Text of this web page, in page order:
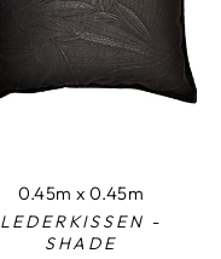
0.45m x 0.45m
LEDERKISSEN -
SHADE